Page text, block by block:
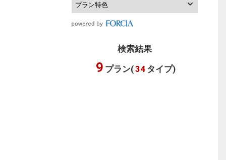
プラン特色
検索結果
9 プラン(34 タイプ)